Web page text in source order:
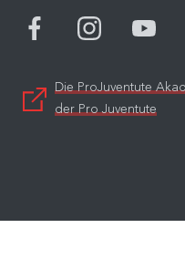
Die ProJuventute
der Pro Juventute